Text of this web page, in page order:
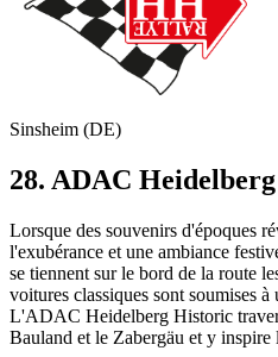
Sinsheim (DE)
28. ADAC
Lorsque des souvenirs d'époques
l'exubérance et une ambiance
se tiennent sur le bord de la route
voitures classiques sont soumises
L'ADAC Heidelberg Historic
Bauland et le Zabergäu et y inspire